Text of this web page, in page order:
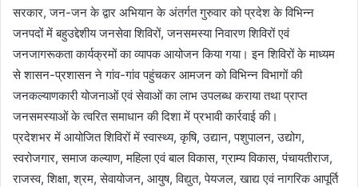
सरकार, जन-जन के द्वार अभियान के अंतर्गत गुरुवार को प्रदेश के विभिन्न
जनपदों में बहुउद्देशीय जनसेवा शिविरों, जनसमस्या निवारण शिविरों एवं
जनजागरूकता कार्यक्रमों का व्यापक आयोजन किया गया। इन शिविरों के माध्यम
से शासन-प्रशासन ने गांव-गांव पहुंचकर आमजन को विभिन्न विभागों की
जनकल्याणकारी योजनाओं एवं सेवाओं का लाभ उपलब्ध कराया तथा प्राप्त
जनसमस्याओं के त्वरित समाधान की दिशा में प्रभावी कार्रवाई की।
प्रदेशभर में आयोजित शिविरों में स्वास्थ्य, कृषि, उद्यान, पशुपालन, उद्योग,
स्वरोजगार, समाज कल्याण, महिला एवं बाल विकास, ग्राम्य विकास, पंचायतीराज,
राजस्व, शिक्षा, श्रम, सेवायोजन, आयुष, विद्युत, पेयजल, खाद्य एवं नागरिक आपूर्ति